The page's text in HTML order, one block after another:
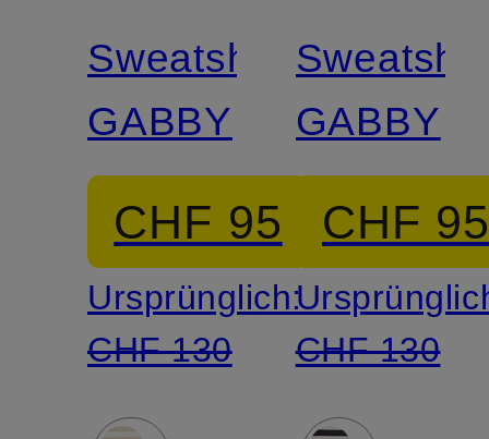
Sweatshirt
GABBY
CHF 95
Ursprünglich:
CHF 130
GABBY
CHF
CHF 130